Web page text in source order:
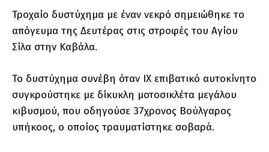
Τροχαίο δυστύχημα με έναν νεκρό σημειώθηκε το
απόγευμα της Δευτέρας στις στροφές του Αγίου
Σίλα στην Καβάλα.
Το δυστύχημα συνέβη όταν ΙΧ επιβατικό αυτοκίνητο
συγκρούστηκε με δίκυκλη μοτοσικλέτα μεγάλου
κιβυσμού, που οδηγούσε 37χρονος Βούλγαρος
υπήκοος, ο οποίος τραυματίστηκε σοβαρά.